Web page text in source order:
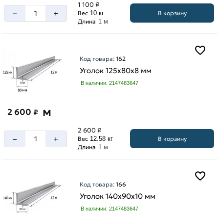
мм
20
мм
200
25
мм
45
мм
Толщина
– +
1 100 ₽
Вес 10 кг
Длина 1 м
В корзину
Код товара:162
Уголок 125х80х8 мм
В наличии: 2147483647
2 600 ₽ м
– +
2 600 ₽
Вес 12.58 кг
Длина 1 м
В корзину
Код товара:166
Уголок 140х90х10 мм
В наличии: 2147483647